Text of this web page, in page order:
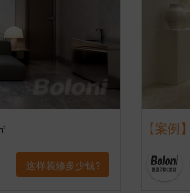
这样装修多少钱?
【案例